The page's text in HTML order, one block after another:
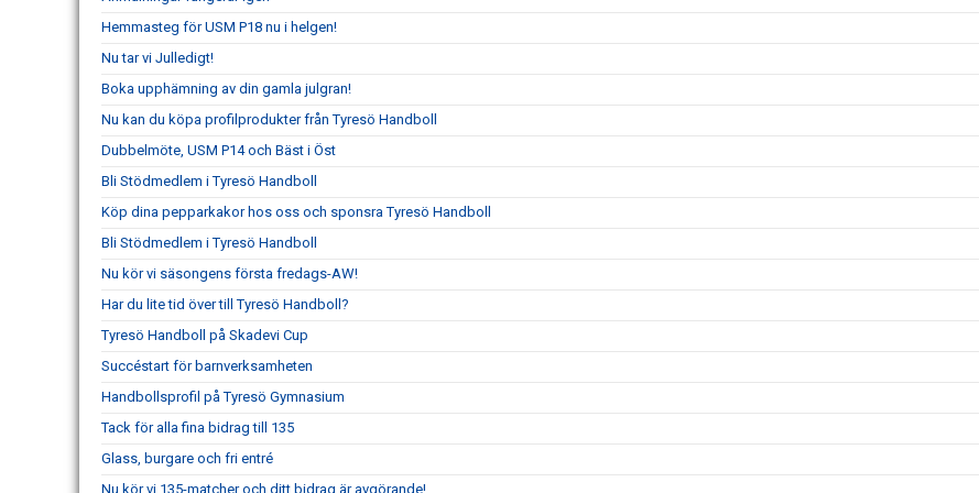
Hemmasteg för USM P18 nu i helgen!
Nu tar vi Julledigt!
Boka upphämning av din gamla julgran!
Nu kan du köpa profilprodukter från Tyresö Handboll
Dubbelmöte, USM P14 och Bäst i Öst
Bli Stödmedlem i Tyresö Handboll
Köp dina pepparkakor hos oss och sponsra Tyresö Handboll
Bli Stödmedlem i Tyresö Handboll
Nu kör vi säsongens första fredags-AW!
Har du lite tid över till Tyresö Handboll?
Tyresö Handboll på Skadevi Cup
Succéstart för barnverksamheten
Handbollsprofil på Tyresö Gymnasium
Tack för alla fina bidrag till 135
Glass, burgare och fri entré
Nu kör vi 135-matcher och ditt bidrag är avgörande!